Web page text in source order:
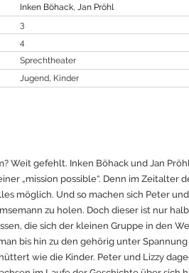
Inken Böhack, Jan Pröhl
3
4
Sprechtheater
Jugend, Kinder
Weit gefehlt. Inken Böhack und Jan
einer „mission possible“. Denn im Zeitalter
möglich. Und so machen sich Peter
zu holen. Doch dieser ist nur
die sich der kleinen Gruppe in den
bis hin zu den gehörig unter
wie die Kinder. Peter und Lizzy